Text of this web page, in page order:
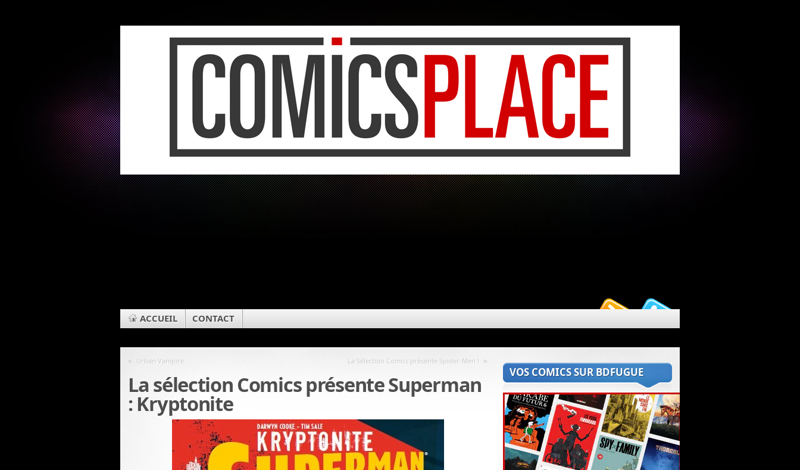
ACCUEIL CONTACT
« Urban Vampire La Sélection Comics présente Spider-Men ! »
La sélection Comics présente Superman
: Kryptonite
VOS COMICS SUR BDFUGUE